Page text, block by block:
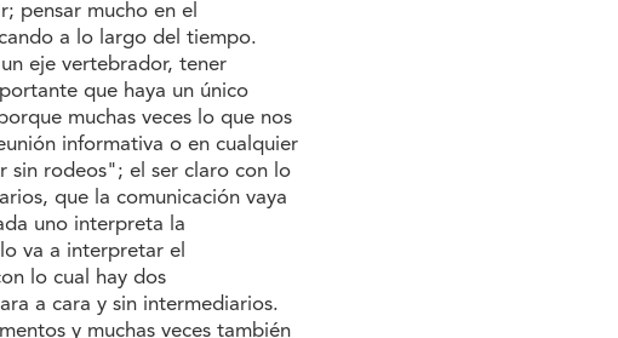
pensar mucho en el
a lo largo del tiempo.
eje vertebrador, tener
que haya un único
muchas veces lo que nos
informativa o en cualquier
sin rodeos"; el ser claro con lo
que la comunicación vaya
uno interpreta la
va a interpretar el
lo cual hay dos
a cara y sin intermediarios.
y muchas veces también